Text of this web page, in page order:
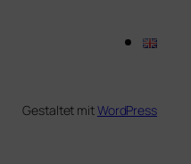
Gestaltet mitWordPress